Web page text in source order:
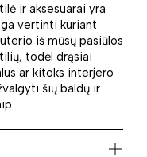
ir aksesuarai yra
vertinti kuriant
iš mūsų pasiūlos
todėl drąsiai
ar kitoks interjero
šių baldų ir
.